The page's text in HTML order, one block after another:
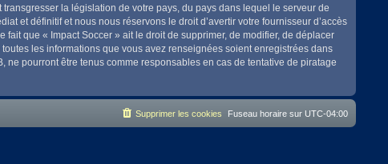
la législation de votre pays, du pays dans lequel le serveur de
et définitif et nous nous réservons le droit d’avertir votre fournisseur d’accès
que « Impact Soccer » ait le droit de supprimer, de modifier, de déplacer
les informations que vous avez renseignées soient enregistrées dans
pourront être tenus comme responsables en cas de tentative de piratage
Fuseau horaire sur UTC-04:00
Supprimer les cookies